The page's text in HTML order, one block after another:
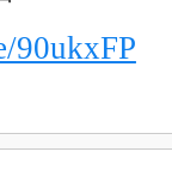
90ukxFP